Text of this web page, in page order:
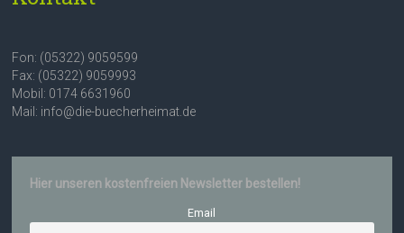
Fon: (05322) 9059599
Fax: (05322) 9059993
Mobil: 0174 6631960
Mail: info@die-buecherheimat.de
Hier unseren kostenfreien Newsletter bestellen!
Email